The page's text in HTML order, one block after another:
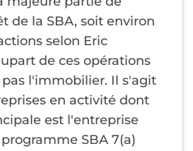
de la SBA, soit environ
selon Eric
de ces opérations
l'immobilier. Il s'agit
en activité dont
est l'entreprise
SBA 7(a)